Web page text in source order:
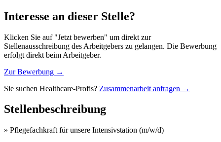
Interesse an dieser Stelle?
Klicken Sie auf "Jetzt bewerben" um direkt zur
Stellenausschreibung des Arbeitgebers zu gelangen. Die Bewerbung
erfolgt direkt beim Arbeitgeber.
Zur Bewerbung →
Sie suchen Healthcare-Profis? Zusammenarbeit anfragen →
Stellenbeschreibung
» Pflegefachkraft für unsere Intensivstation (m/w/d)